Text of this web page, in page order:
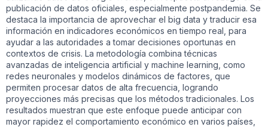
publicación de datos oficiales, especialmente postpandemia. Se
destaca la importancia de aprovechar el big data y traducir esa
información en indicadores económicos en tiempo real, para
ayudar a las autoridades a tomar decisiones oportunas en
contextos de crisis. La metodología combina técnicas
avanzadas de inteligencia artificial y machine learning, como
redes neuronales y modelos dinámicos de factores, que
permiten procesar datos de alta frecuencia, logrando
proyecciones más precisas que los métodos tradicionales. Los
resultados muestran que este enfoque puede anticipar con
mayor rapidez el comportamiento económico en varios países,